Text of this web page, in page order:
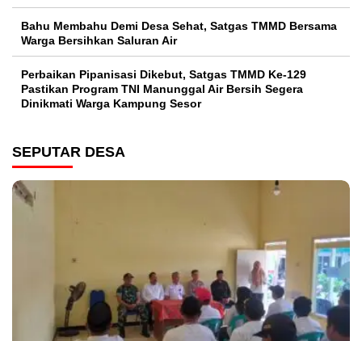
Bahu Membahu Demi Desa Sehat, Satgas TMMD Bersama
Warga Bersihkan Saluran Air
Perbaikan Pipanisasi Dikebut, Satgas TMMD Ke-129
Pastikan Program TNI Manunggal Air Bersih Segera
Dinikmati Warga Kampung Sesor
SEPUTAR DESA